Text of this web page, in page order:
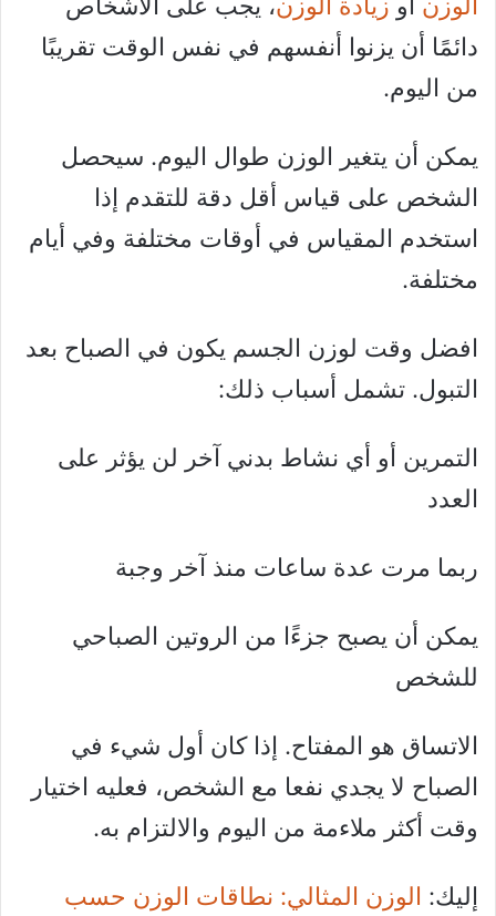
دائمًا أن يزنوا أنفسهم في نفس الوقت تقريبًا
من اليوم.
يمكن أن يتغير الوزن طوال اليوم. سيحصل
الشخص على قياس أقل دقة للتقدم إذا
استخدم المقياس في أوقات مختلفة وفي أيام
مختلفة.
افضل وقت لوزن الجسم يكون في الصباح بعد
التبول. تشمل أسباب ذلك:
التمرين أو أي نشاط بدني آخر لن يؤثر على
العدد
ربما مرت عدة ساعات منذ آخر وجبة
يمكن أن يصبح جزءًا من الروتين الصباحي
للشخص
الاتساق هو المفتاح. إذا كان أول شيء في
الصباح لا يجدي نفعا مع الشخص، فعليه اختيار
وقت أكثر ملاءمة من اليوم والالتزام به.
إليك: الوزن المثالي: نطاقات الوزن حسب